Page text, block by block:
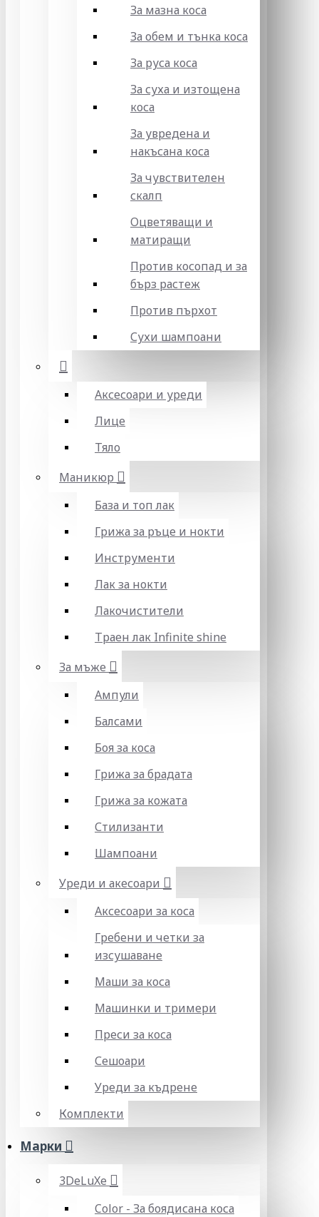
За мазна коса
За обем и тънка коса
За руса коса
За суха и изтощена
коса
За увредена и
накъсана коса
За чувствителен
скалп
Оцветяващи и
матиращи
Против косопад и за
бърз растеж
Против пърхот
Сухи шампоани
Аксесоари и уреди
Лице
Тяло
Маникюр
База и топ лак
Грижа за ръце и нокти
Инструменти
Лак за нокти
Лакочистители
Траен лак Infinite shine
За мъже
Ампули
Балсами
Боя за коса
Грижа за брадата
Грижа за кожата
Стилизанти
Шампоани
Уреди и акесоари
Аксесоари за коса
Гребени и четки за
изсушаване
Маши за коса
Машинки и тримери
Преси за коса
Сешоари
Уреди за къдрене
Комплекти
Марки
3DeLuXe
Color - За боядисана коса